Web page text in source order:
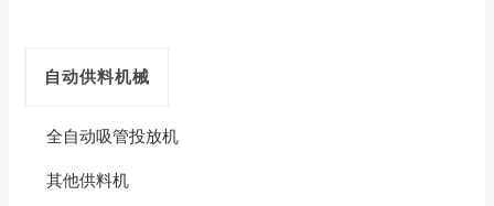
自动供料机械
全自动吸管投放机
其他供料机